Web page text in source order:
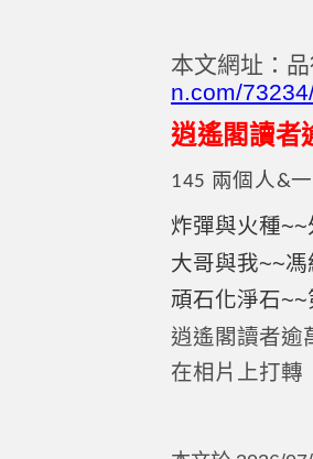
本文網址：
n.com/
逍遙閣讀者
145 兩個人 &
炸彈與火種~~
大哥與我~~
頑石化淨石
逍遙閣讀者逾
在相片上打轉